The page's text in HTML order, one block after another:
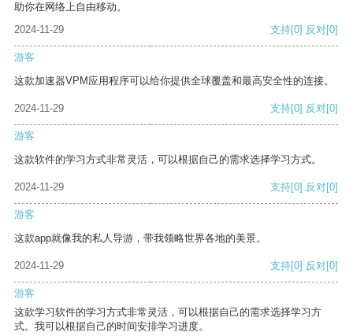
助你在网络上自由移动。
2024-11-29
支持[0] 反对[0]
游客
这款加速器VPM应用程序可以给你提供全球覆盖和最高安全性的连接。
2024-11-29 支持[0] 反对[0]
游客
这款软件的学习方式非常灵活，可以根据自己的需求选择学习方式。
2024-11-29 支持[0] 反对[0]
游客
这款app就像我的私人导游，带我领略世界各地的美景。
2024-11-29 支持[0] 反对[0]
游客
这款学习软件的学习方式非常灵活，可以根据自己的需求选择学习方
式。我可以根据自己的时间安排学习进度。